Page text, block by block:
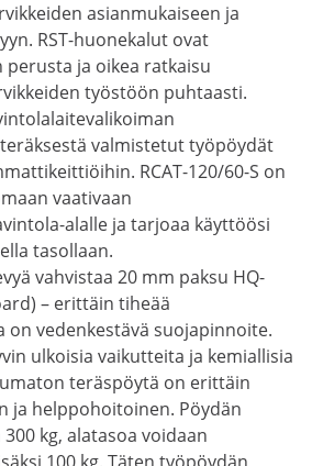
asianmukaiseen ja
RST-huonekalut ovat
ja oikea ratkaisu
työstöön puhtaasti.
valmistetut työpöydät
RCAT-120/60-S on
vaativaan
alalle ja tarjoaa käyttöösi
tasollaan.
vahvistaa 20 mm paksu HQ-
– erittäin tiheää
on vedenkestävä suojapinnoite.
ulkoisia vaikutteita ja kemiallisia
teräspöytä on erittäin
ja helppohoitoinen. Pöydän
kg, alatasoa voidaan